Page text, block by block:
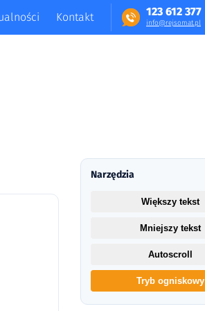
123 612 377
in​fo​@​​rej​somat​.​pl
Kontakt
Narzędzia
Większy tekst
Mniejszy tekst
Autoscroll
Tryb ogniskowy